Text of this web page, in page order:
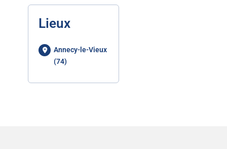
Lieux
Annecy-le-Vieux
(74)